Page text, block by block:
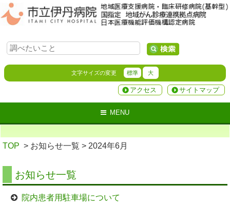
文字サイズの変更 標準 大
サイトマップ
アクセス
MENU
TOP > お知らせ一覧 > 2024年6月
お知らせ一覧
院内患者用駐車場について